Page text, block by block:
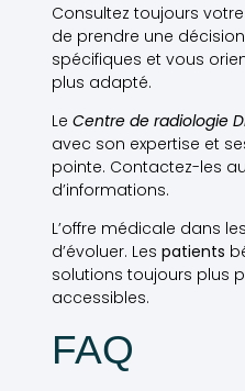
Consultez toujours
de prendre une
spécifiques et vous
plus adapté.
Le Centre de radiologie
avec son expertise et
pointe. Contactez-les au
d’informations.
L’offre médicale dans
d’évoluer. Les patients
solutions toujours plus
accessibles.
FAQ